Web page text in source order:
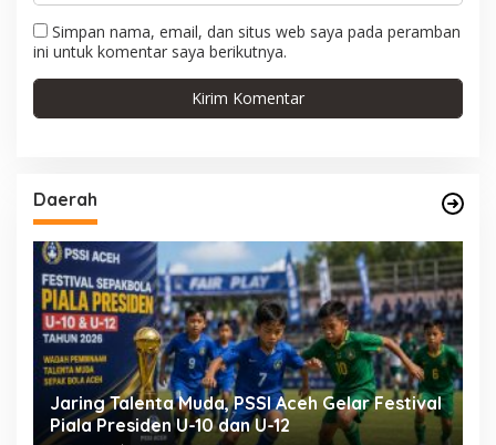
Simpan nama, email, dan situs web saya pada peramban
ini untuk komentar saya berikutnya.
Daerah
Jaring Talenta Muda, PSSI Aceh Gelar Festival
Piala Presiden U-10 dan U-12